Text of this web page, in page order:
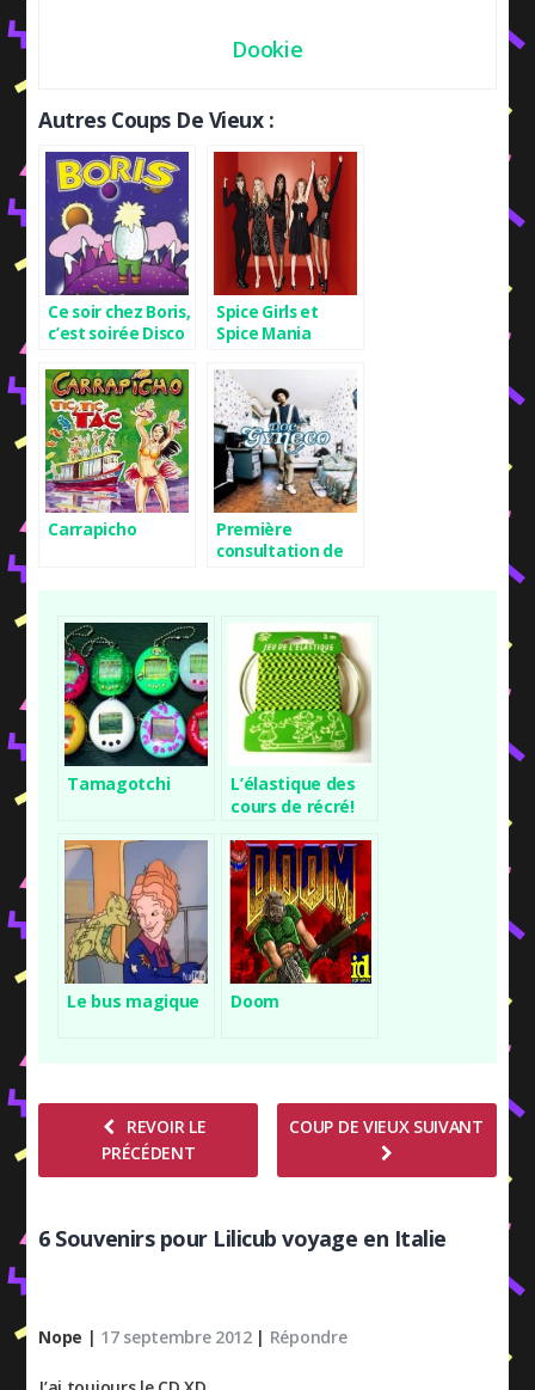
Dookie
Autres Coups De Vieux :
Ce soir chez Boris,
c’est soirée Disco
Spice Girls et
Spice Mania
Carrapicho
Première
consultation de
Tamagotchi
L’élastique des
cours de récré!
Le bus magique Doom
REVOIR LE
PRÉCÉDENT
COUP DE VIEUX SUIVANT
6 Souvenirs pour Lilicub voyage en Italie
Nope | 17 septembre 2012| Répondre